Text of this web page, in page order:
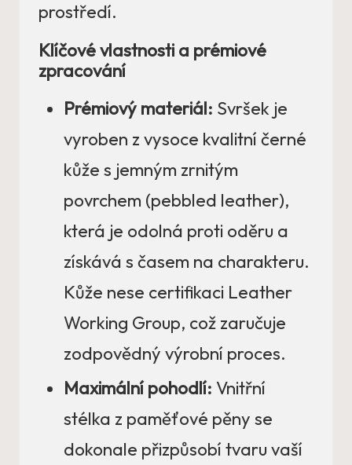
prostředí.
Klíčové vlastnosti a prémiové
zpracování
Prémiový materiál: Svršek je
vyroben z vysoce kvalitní černé
kůže s jemným zrnitým
povrchem (pebbled leather),
která je odolná proti oděru a
získává s časem na charakteru.
Kůže nese certifikaci Leather
Working Group, což zaručuje
zodpovědný výrobní proces.
Maximální pohodlí: Vnitřní
stélka z paměťové pěny se
dokonale přizpůsobí tvaru vaší